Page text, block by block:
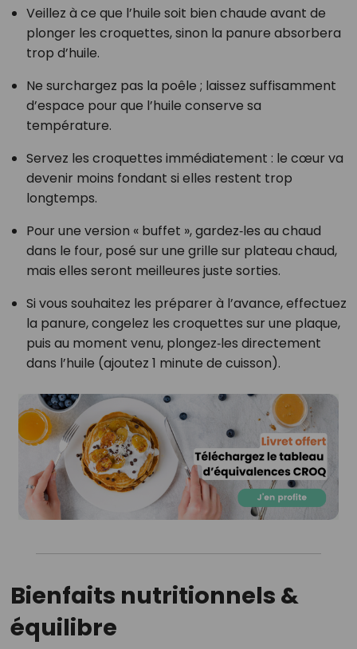
Veillez à ce que l’huile soit bien chaude avant de
plonger les croquettes, sinon la panure absorbera
trop d’huile.
Ne surchargez pas la poêle ; laissez suffisamment
d’espace pour que l’huile conserve sa
température.
Servez les croquettes immédiatement : le cœur va
devenir moins fondant si elles restent trop
longtemps.
Pour une version « buffet », gardez‑les au chaud
dans le four, posé sur une grille sur plateau chaud,
mais elles seront meilleures juste sorties.
Si vous souhaitez les préparer à l’avance, effectuez
la panure, congelez les croquettes sur une plaque,
puis au moment venu, plongez‑les directement
dans l’huile (ajoutez 1 minute de cuisson).
Bienfaits nutritionnels &
équilibre